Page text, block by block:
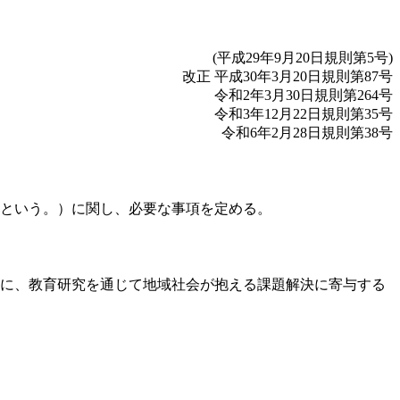
(平成29年9月20日規則第5号)
改正 平成30年3月20日規則第87号
令和2年3月30日規則第264号
令和3年12月22日規則第35号
令和6年2月28日規則第38号
う。）に関し、必要な事項を定める。
教育研究を通じて地域社会が抱える課題解決に寄与する